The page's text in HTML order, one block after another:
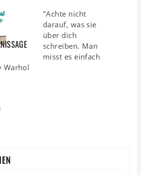
"Achte nicht
darauf, was sie
über dich
schreiben. Man
misst es einfach
Warhol